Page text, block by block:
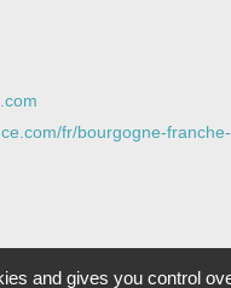
fr/bourgogne-
and gives you control